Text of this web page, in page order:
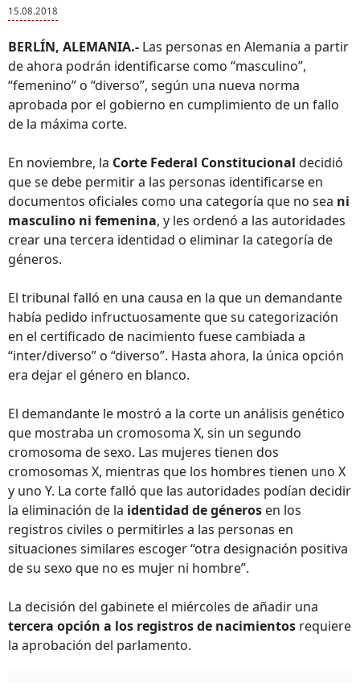
15.08.2018
BERLÍN, ALEMANIA.- Las personas en Alemania a partir
de ahora podrán identificarse como “masculino”,
“femenino” o “diverso”, según una nueva norma
aprobada por el gobierno en cumplimiento de un fallo
de la máxima corte.
En noviembre, la Corte Federal Constitucional decidió
que se debe permitir a las personas identificarse en
documentos oficiales como una categoría que no sea ni
masculino ni femenina, y les ordenó a las autoridades
crear una tercera identidad o eliminar la categoría de
géneros.
El tribunal falló en una causa en la que un demandante
había pedido infructuosamente que su categorización
en el certificado de nacimiento fuese cambiada a
“inter/diverso” o “diverso”. Hasta ahora, la única opción
era dejar el género en blanco.
El demandante le mostró a la corte un análisis genético
que mostraba un cromosoma X, sin un segundo
cromosoma de sexo. Las mujeres tienen dos
cromosomas X, mientras que los hombres tienen uno X
y uno Y. La corte falló que las autoridades podían decidir
la eliminación de la identidad de géneros en los
registros civiles o permitirles a las personas en
situaciones similares escoger “otra designación positiva
de su sexo que no es mujer ni hombre”.
La decisión del gabinete el miércoles de añadir una
tercera opción a los registros de nacimientos requiere
la aprobación del parlamento.